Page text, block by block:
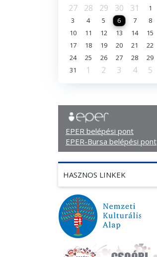
27
28 29 30 31 1
3
4 5 6 7 8
10
11 12 13 14 15
17
18 19 20 21 22
24
25 26 27 28 29
31
1 2 3 4 5
EPER belépési pont
EPER-Bursa belépési pont
HASZNOS LINKEK